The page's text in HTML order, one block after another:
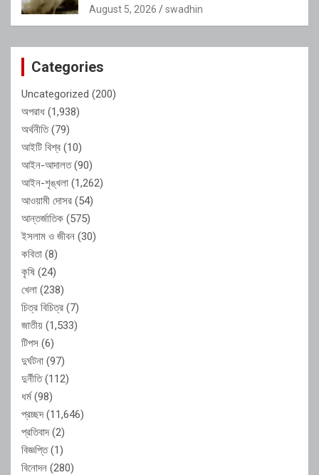
August 5, 2026 swadhin
Categories
Uncategorized (200)
অপরাধ (1,938)
অর্থনীতি(79)
আইটি বিশ্ব (10)
আইন-আদালত(90)
আইন-শৃঙ্খলা (1,262)
আওয়ামী দোসর (54)
আন্তর্জাতিক (575)
ইসলাম ও জীবন (30)
কবিতা (8)
কৃষি (24)
খেলা (238)
চিত্র বিচিত্র (7)
জাতীয় (1,533)
টিপস (6)
দুর্ঘটনা (97)
দুর্নীতি(112)
ধর্ম(98)
প্রচ্ছদ(11,646)
প্রতিবাদ(2)
বিজ্ঞপ্তি(1)
বিনোদন (280)